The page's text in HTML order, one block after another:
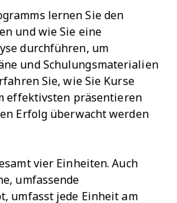
lernen Sie den
und wie Sie eine
durchführen, um
und Schulungsmaterialien
Sie, wie Sie Kurse
effektivsten präsentieren
Erfolg überwacht werden
vier Einheiten. Auch
umfassende
umfasst jede Einheit am